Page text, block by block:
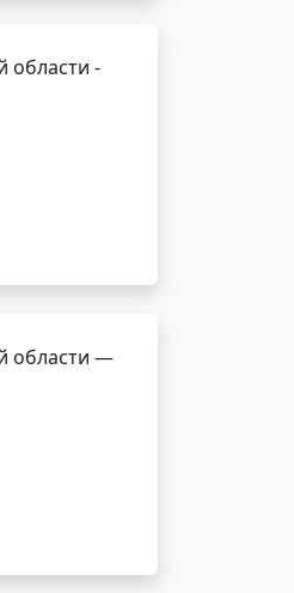
области -
области —